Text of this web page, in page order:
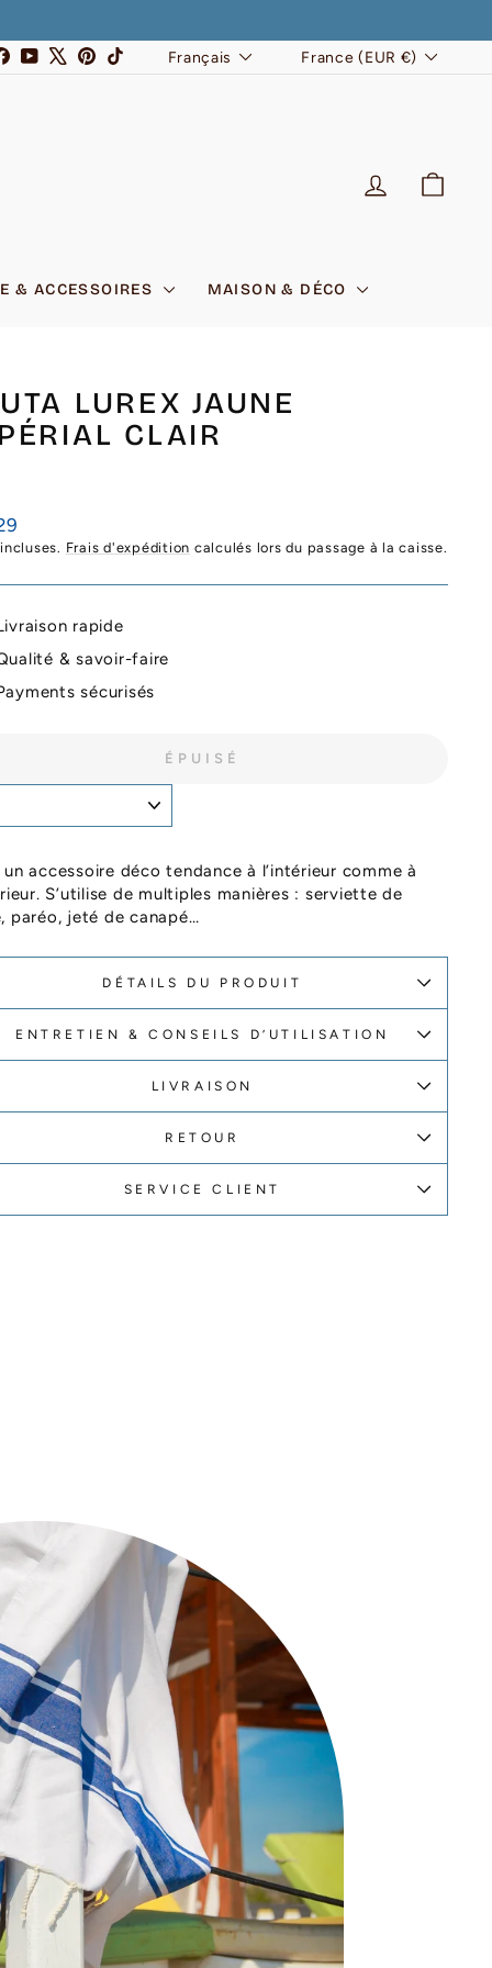
FacebookYouTubePinterest
TikTok LANGUE
Français DEVISE
France (EUR €)
SE
& ACCESSOIRES MAISON & DÉCO
LUREX JAUNE
CLAIR
Frais d'expédition calculés lors du passage à la caisse.
rapide
& savoir-faire
sécurisés
ÉPUISÉ
accessoire déco tendance à l’intérieur comme à
S’utilise de multiples manières : serviette de
paréo, jeté de canapé…
DÉTAILS DU PRODUIT
ENTRETIEN & CONSEILS D’UTILISATION
LIVRAISON
RETOUR
SERVICE CLIENT